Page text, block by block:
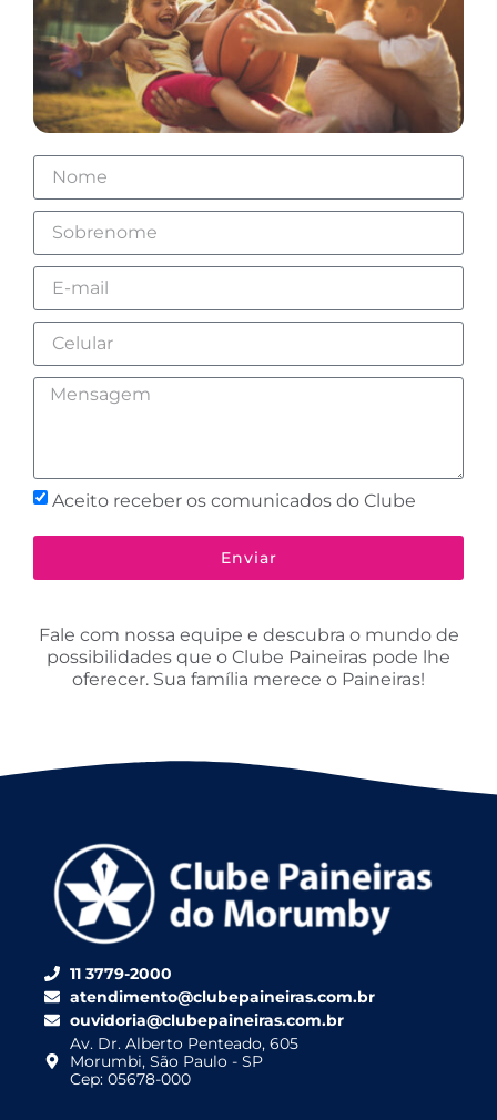
Aceito receber os comunicados do Clube
Enviar
Fale com nossa equipe e descubra o mundo de
possibilidades que o Clube Paineiras pode lhe
oferecer. Sua família merece o Paineiras!
11 3779-2000
atendimento@clubepaineiras.com.br
ouvidoria@clubepaineiras.com.br
Av. Dr. Alberto Penteado, 605
Morumbi, São Paulo - SP
Cep: 05678-000